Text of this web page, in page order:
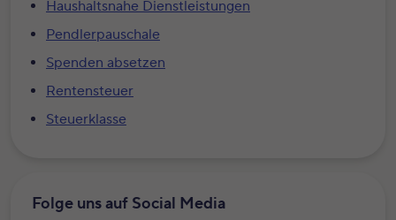
Haushaltsnahe Dienstleistungen
Pendlerpauschale
Spenden absetzen
Rentensteuer
Steuerklasse
Folge uns auf Social Media